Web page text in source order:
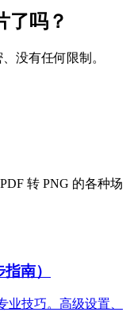
了吗？
没有任何限制。
转 PNG 的各种场
南）
业技巧。高级设置、